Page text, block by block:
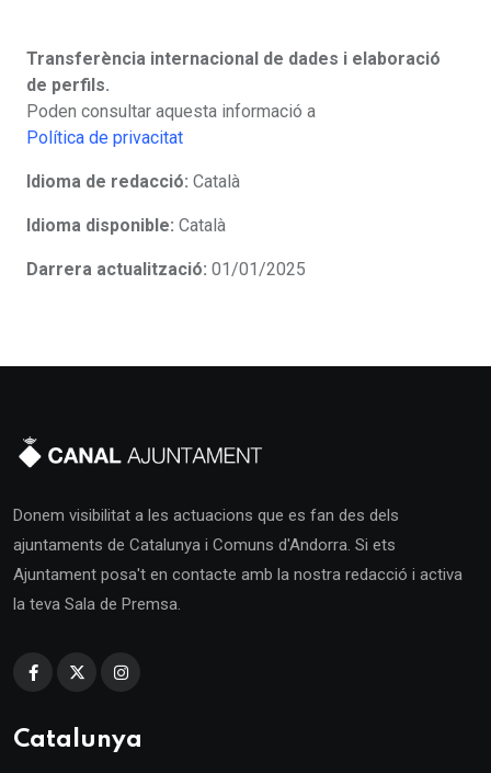
Transferència internacional de dades i elaboració
de perfils.
Poden consultar aquesta informació a
Política de privacitat
Idioma de redacció: Català
Idioma disponible: Català
Darrera actualització: 01/01/2025
Donem visibilitat a les actuacions que es fan des dels
ajuntaments de Catalunya i Comuns d'Andorra. Si ets
Ajuntament posa't en contacte amb la nostra redacció i activa
la teva Sala de Premsa.
Catalunya